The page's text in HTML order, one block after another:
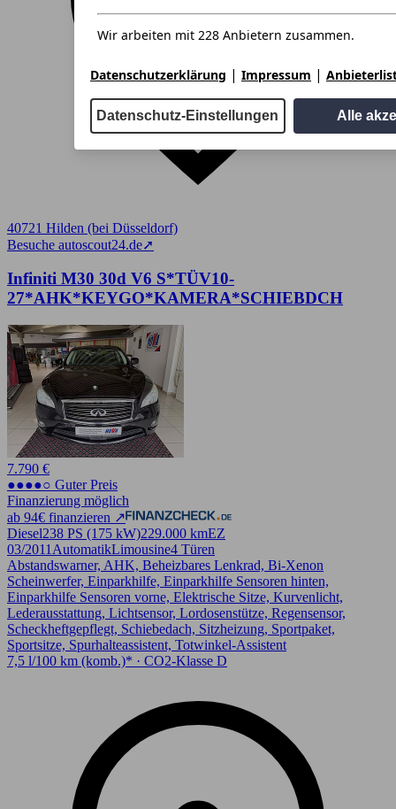
Wir arbeiten mit 228 Anbietern zusammen.
Datenschutzerklärung | Impressum |
Datenschutz-Einstellungen Alle
40721 Hilden (bei Düsseldorf)
Besuche autoscout24.de➚
Infiniti M30 30d V6 S*TÜV10-
27*AHK*KEYGO*KAMERA*SCHIEBDCH
7.790 €
●●●●○ Guter Preis
Finanzierung möglich
ab 94€ finanzieren ↗
Diesel238 PS (175 kW)229.000 kmEZ
03/2011 AutomatikLimousine4 Türen
Abstandswarner, AHK, Beheizbares Lenkrad, Bi-Xenon
Scheinwerfer, Einparkhilfe, Einparkhilfe Sensoren hinten,
Einparkhilfe Sensoren vorne, Elektrische Sitze, Kurvenlicht,
Lederausstattung, Lichtsensor, Lordosenstütze, Regensensor,
Scheckheftgepflegt, Schiebedach, Sitzheizung, Sportpaket,
Sportsitze, Spurhalteassistent, Totwinkel-Assistent
7,5 l/100 km (komb.)* · CO2-Klasse D